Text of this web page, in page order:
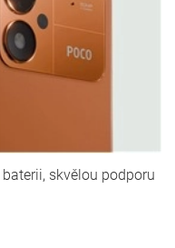
skvělou podporu